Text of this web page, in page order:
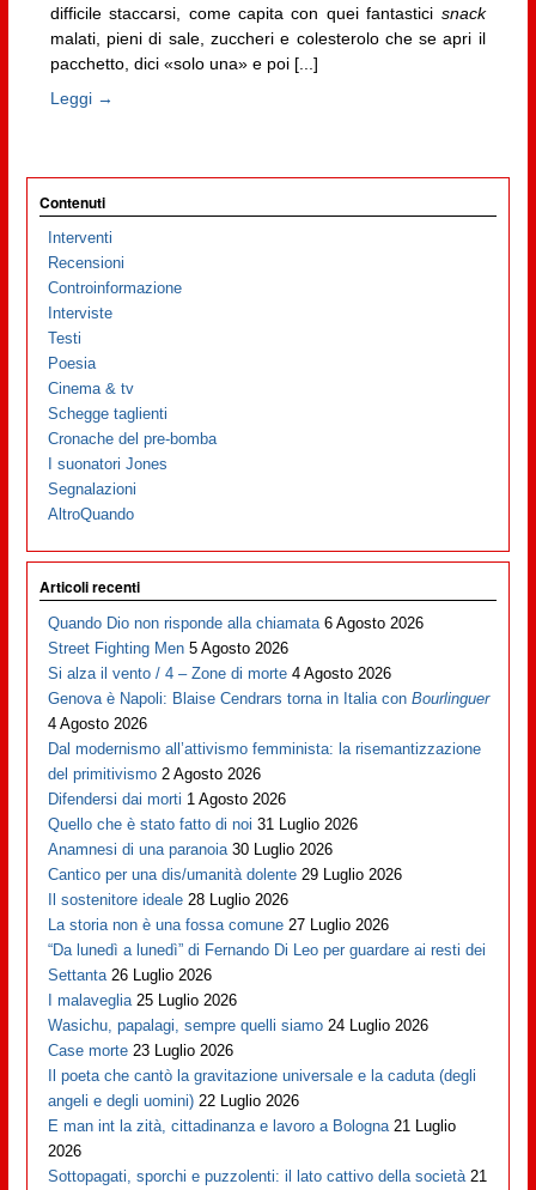
difficile staccarsi, come capita con quei fantastici snack
malati, pieni di sale, zuccheri e colesterolo che se apri il
pacchetto, dici «solo una» e poi [...]
Leggi →
Contenuti
Interventi
Recensioni
Controinformazione
Interviste
Testi
Poesia
Cinema & tv
Schegge taglienti
Cronache del pre-bomba
I suonatori Jones
Segnalazioni
AltroQuando
Articoli recenti
Quando Dio non risponde alla chiamata 6 Agosto 2026
Street Fighting Men 5 Agosto 2026
Si alza il vento / 4 – Zone di morte 4 Agosto 2026
Genova è Napoli: Blaise Cendrars torna in Italia conBourlinguer
4 Agosto 2026
Dal modernismo all’attivismo femminista: la risemantizzazione
del primitivismo 2 Agosto 2026
Difendersi dai morti 1 Agosto 2026
Quello che è stato fatto di noi 31 Luglio 2026
Anamnesi di una paranoia 30 Luglio 2026
Cantico per una dis/umanità dolente 29 Luglio 2026
Il sostenitore ideale 28 Luglio 2026
La storia non è una fossa comune 27 Luglio 2026
“Da lunedì a lunedì” di Fernando Di Leo per guardare ai resti dei
Settanta 26 Luglio 2026
I malaveglia 25 Luglio 2026
Wasichu, papalagi, sempre quelli siamo 24 Luglio 2026
Case morte 23 Luglio 2026
Il poeta che cantò la gravitazione universale e la caduta (degli
angeli e degli uomini) 22 Luglio 2026
E man int la zità, cittadinanza e lavoro a Bologna 21 Luglio
2026
Sottopagati, sporchi e puzzolenti: il lato cattivo della società 21